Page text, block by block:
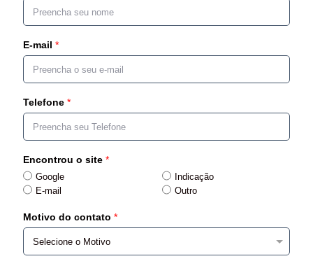
E-mail *
Telefone *
Encontrou o site *
Google
Indicação
E-mail
Outro
Motivo do contato *